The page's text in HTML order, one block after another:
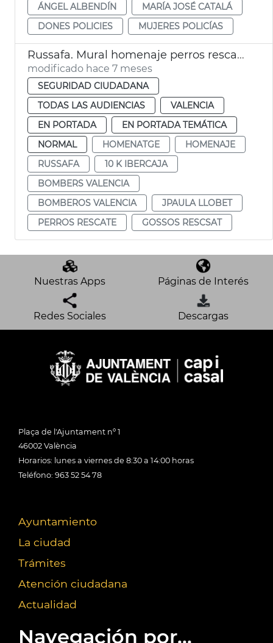
ÁNGEL ALBENDÍN
MARÍA JOSÉ CATALÁ
DONES POLICIES
MUJERES POLICÍAS
Russafa. Mural homenaje perros rescate Bomberos València
modificado hace 7 meses
SEGURIDAD CIUDADANA
TODAS LAS AUDIENCIAS
VALENCIA
EN PORTADA
EN PORTADA TEMÁTICA
NORMAL
HOMENATGE
HOMENAJE
RUSSAFA
10 K IBERCAJA
BOMBERS VALENCIA
BOMBEROS VALENCIA
JPAULA LLOBET
PERROS RESCATE
GOSSOS RESCSAT
Nuestras Apps Páginas de Interés
Redes Sociales Descargas
Plaça de l'Ajuntament nº 1
46002 València
Horarios: lunes a viernes de 8:30 a 14:00 horas
Teléfono: 963 52 54 78
Ayuntamiento
La ciudad
Trámites
Atención ciudadana
Actualidad
Navegación por...